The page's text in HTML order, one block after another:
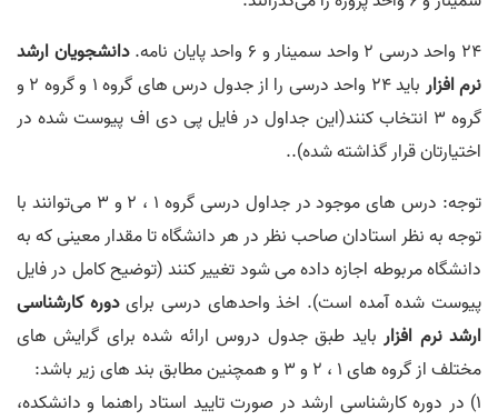
24 واحد درسی 2 واحد سمینار و 6 واحد پایان نامه.
دانشجویان ارشد
نرم افزار
باید 24 واحد درسی را از جدول درس های گروه 1 و گروه 2 و
گروه 3 انتخاب کنند(این جداول در فایل پی دی اف پیوست شده در
اختیارتان قرار گذاشته شده)..
توجه: درس های موجود در جداول درسی گروه 1 ، 2 و 3 می‌توانند با
توجه به نظر استادان صاحب نظر در هر دانشگاه تا مقدار معینی که به
دانشگاه مربوطه اجازه داده می شود تغییر کنند (توضیح کامل در فایل
پیوست شده آمده است). اخذ واحدهای درسی برایدوره کارشناسی
ارشد نرم افزارباید طبق جدول دروس ارائه شده برای گرایش های
مختلف از گروه های 1 ، 2 و 3 و همچنین مطابق بند های زیر باشد:
1) در دوره کارشناسی ارشد در صورت تایید استاد راهنما و دانشکده،